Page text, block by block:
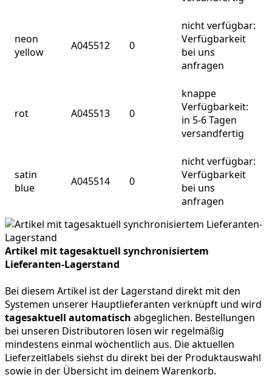
neon
yellow
A045512 0
nicht verfügbar:
Verfügbarkeit
bei uns
anfragen
rot A045513 0
knappe
Verfügbarkeit:
in 5-6 Tagen
versandfertig
satin
blue
A045514 0
nicht verfügbar:
Verfügbarkeit
bei uns
anfragen
Artikel mit tagesaktuell synchronisiertem
Lieferanten-Lagerstand
Bei diesem Artikel ist der Lagerstand direkt mit den
Systemen unserer Hauptlieferanten verknüpft und wird
tagesaktuell automatisch abgeglichen. Bestellungen
bei unseren Distributoren lösen wir regelmäßig
mindestens einmal wöchentlich aus. Die aktuellen
Lieferzeitlabels siehst du direkt bei der Produktauswahl
sowie in der Übersicht im deinem Warenkorb.